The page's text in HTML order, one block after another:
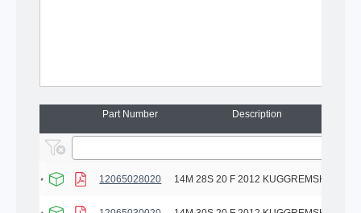
Part Number Description
12065028020 14M 28S 20 F 2012 KUGGREMSKIVA